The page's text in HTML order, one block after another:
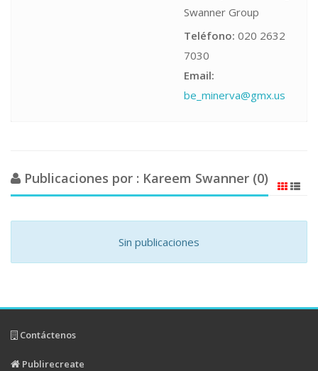
Swanner Group
Teléfono: 020 2632
7030
Email:
be_minerva@gmx.us
Publicaciones por : Kareem Swanner (0)
Sin publicaciones
Contáctenos
Publirecreate